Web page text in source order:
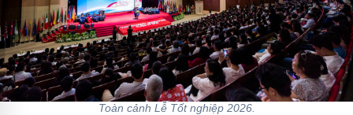
Toàn cảnh Lễ Tốt nghiệp 2026.